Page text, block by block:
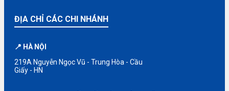
ĐỊA CHỈ CÁC CHI NHÁNH
📍 HÀ NỘI
219A Nguyễn Ngọc Vũ - Trung Hòa - Cầu
Giấy - HN